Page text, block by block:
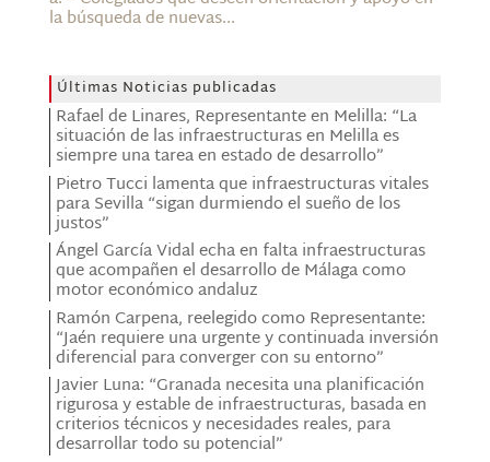
la búsqueda de nuevas...
Últimas Noticias publicadas
Rafael de Linares, Representante en Melilla: “La
situación de las infraestructuras en Melilla es
siempre una tarea en estado de desarrollo”
Pietro Tucci lamenta que infraestructuras vitales
para Sevilla “sigan durmiendo el sueño de los
justos”
Ángel García Vidal echa en falta infraestructuras
que acompañen el desarrollo de Málaga como
motor económico andaluz
Ramón Carpena, reelegido como Representante:
“Jaén requiere una urgente y continuada inversión
diferencial para converger con su entorno”
Javier Luna: “Granada necesita una planificación
rigurosa y estable de infraestructuras, basada en
criterios técnicos y necesidades reales, para
desarrollar todo su potencial”